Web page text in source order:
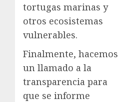
tortugas marinas y
otros ecosistemas
vulnerables.
Finalmente, hacemos
un llamado a la
transparencia para
que se informe